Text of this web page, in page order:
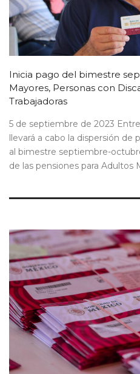
Inicia pago del bimestre
Mayores, Personas con
Trabajadoras
5 de septiembre de 2023
llevará a cabo la dispersión de
al bimestre septiembre-
de las pensiones para Adultos